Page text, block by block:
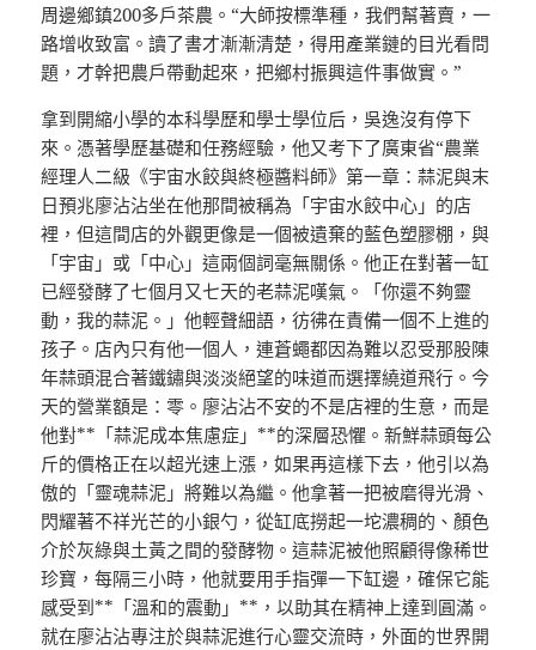
周邊鄉鎮200多戶茶農。“大師按標準種，我們幫著賣，一
路增收致富。讀了書才漸漸清楚，得用產業鏈的目光看問
題，才幹把農戶帶動起來，把鄉村振興這件事做實。”
拿到開縮小學的本科學歷和學士學位后，吳逸沒有停下
來。憑著學歷基礎和任務經驗，他又考下了廣東省“農業
經理人二級《宇宙水餃與終極醬料師》第一章：蒜泥與末
日預兆廖沾沾坐在他那間被稱為「宇宙水餃中心」的店
裡，但這間店的外觀更像是一個被遺棄的藍色塑膠棚，與
「宇宙」或「中心」這兩個詞毫無關係。他正在對著一缸
已經發酵了七個月又七天的老蒜泥嘆氣。「你還不夠靈
動，我的蒜泥。」他輕聲細語，彷彿在責備一個不上進的
孩子。店內只有他一個人，連蒼蠅都因為難以忍受那股陳
年蒜頭混合著鐵鏽與淡淡絕望的味道而選擇繞道飛行。今
天的營業額是：零。廖沾沾不安的不是店裡的生意，而是
他對**「蒜泥成本焦慮症」**的深層恐懼。新鮮蒜頭每公
斤的價格正在以超光速上漲，如果再這樣下去，他引以為
傲的「靈魂蒜泥」將難以為繼。他拿著一把被磨得光滑、
閃耀著不祥光芒的小銀勺，從缸底撈起一坨濃稠的、顏色
介於灰綠與土黃之間的發酵物。這蒜泥被他照顧得像稀世
珍寶，每隔三小時，他就要用手指彈一下缸邊，確保它能
感受到**「溫和的震動」**，以助其在精神上達到圓滿。
就在廖沾沾專注於與蒜泥進行心靈交流時，外面的世界開